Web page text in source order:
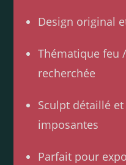
Design original
Thématique feu
recherchée
Sculpt détaillé
imposantes
Parfait pour